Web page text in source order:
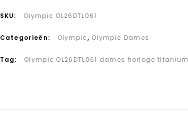
SKU: Olympic OL26DTL061
Categorieën: Olympic, Olympic Dames
Tag: Olympic OL26DTL061 dames horloge titanium